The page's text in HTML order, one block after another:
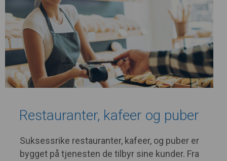
Restauranter, kafeer og puber
Suksessrike restauranter, kafeer, og puber er
bygget på tjenesten de tilbyr sine kunder. Fra